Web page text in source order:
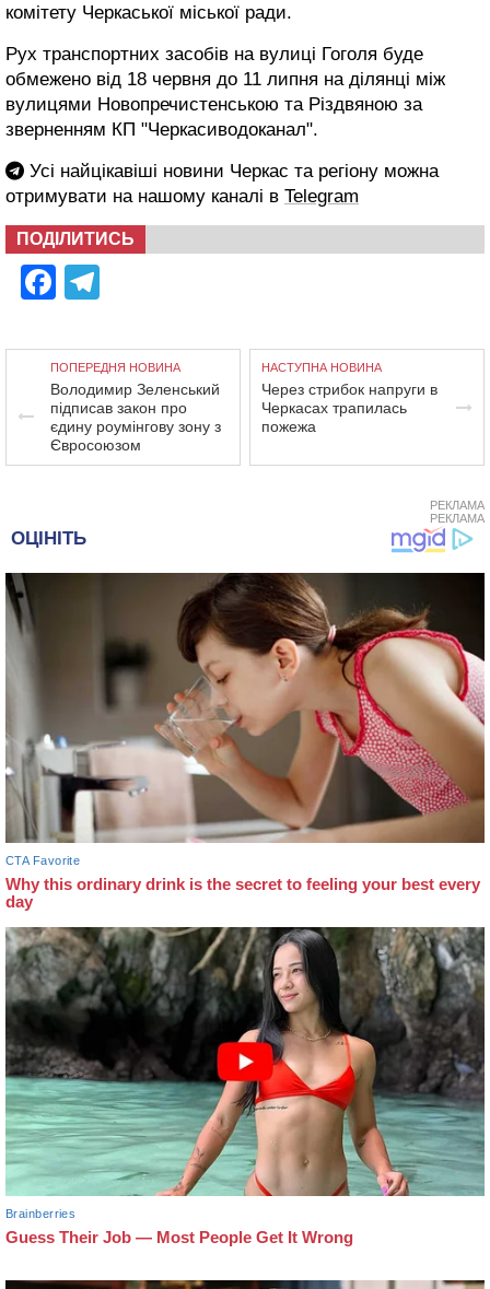
комітету Черкаської міської ради.
Рух транспортних засобів на вулиці Гоголя буде
обмежено від 18 червня до 11 липня на ділянці між
вулицями Новопречистенською та Різдвяною за
зверненням КП "Черкасиводоканал".
Усі найцікавіші новини Черкас та регіону можна
отримувати на нашому каналі в Telegram
ПОДІЛИТИСЬ
Facebook
ПОПЕРЕДНЯ НОВИНА
Володимир Зеленський
підписав закон про
єдину роумінгову зону з
Євросоюзом
НАСТУПНА НОВИНА
Через стрибок напруги в
Черкасах трапилась
пожежа
РЕКЛАМА
РЕКЛАМА